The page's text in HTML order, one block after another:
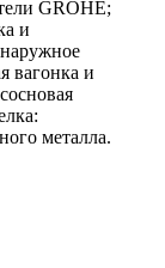
GROHE;
и
вагонка и
металла.